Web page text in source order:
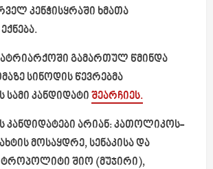
კენჭისყრაში ხმათა
გამართულ წმინდა
სინოდის წევრებმა
სამი კანდიდატი შეარჩიეს.
კანდიდატები არიან: კათოლიკოს-
მოსაყდრე, სენაკისა და
შიო (მუჯირი),